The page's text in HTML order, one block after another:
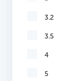
3.2
3.5
4
5